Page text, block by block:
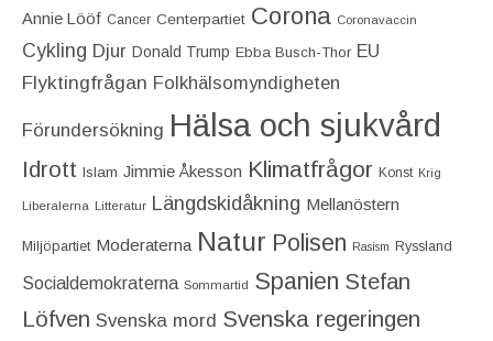
Annie Lööf Cancer Centerpartiet‎ Corona Coronavaccin
Cykling Djur Donald Trump Ebba Busch-Thor EU
Flyktingfrågan Folkhälsomyndigheten
Förundersökning Hälsa och sjukvård
Idrott Islam Jimmie Åkesson Klimatfrågor Konst Krig
Liberalerna Litteratur Längdskidåkning Mellanöstern
Miljöpartiet Moderaterna Natur Polisen Rasism Ryssland
Socialdemokraterna Sommartid Spanien Stefan
Löfven Svenska mord Svenska regeringen